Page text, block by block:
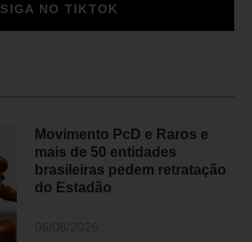
SIGA NO TIKTOK
Movimento PcD e Raros e
mais de 50 entidades
brasileiras pedem retratação
do Estadão